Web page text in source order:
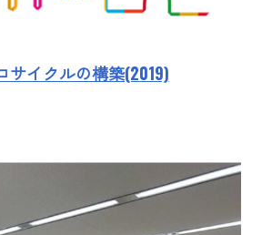
サイクルの構築(2019)